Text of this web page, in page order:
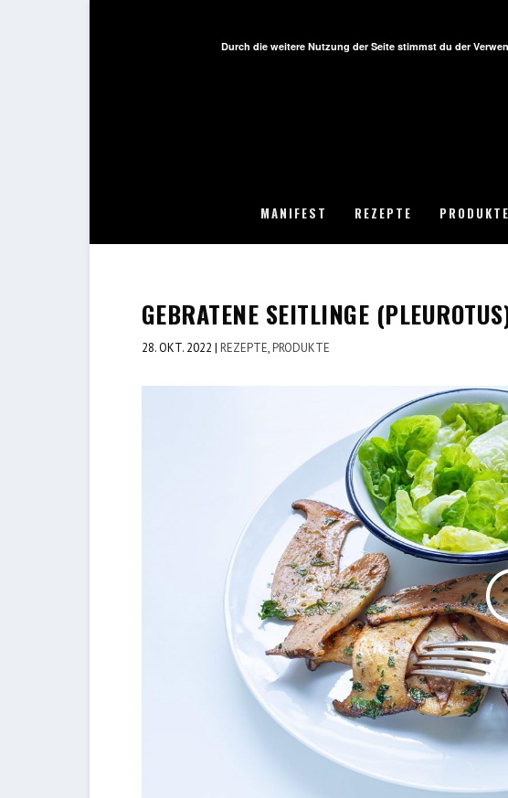
MANIFEST REZEPTE PRODUKTE
GEBRATENE SEITLINGE
28. OKT. 2022 | REZEPTE,PRODUKTE
Durch die weitere Nutzung der Seite stimmst du der